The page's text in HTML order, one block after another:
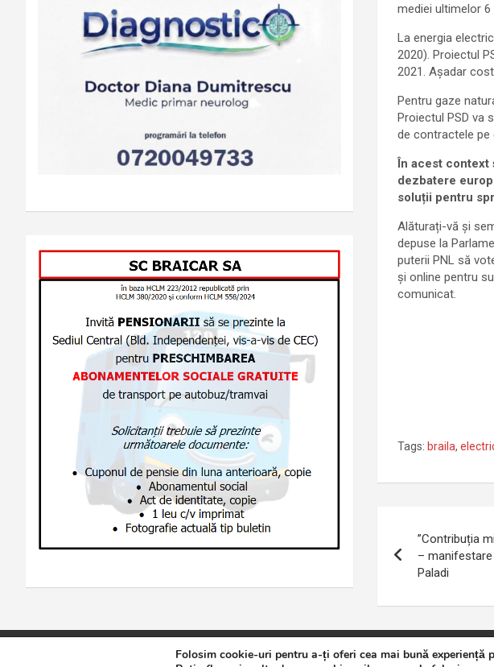
mediei ultimelor
La energia
2020). Proiectul
2021. Așadar
Pentru gaze
Proiectul PSD va
de contractele pe
În acest context
dezbatere
soluții pentru
Alăturați-vă și
depuse la
puterii PNL să
și online pentru
comunicat.
Tags: braila,
în
”Contribuția
–
Paladi
Jurnalul de Brăila Politică de confidențialitate Theme by:Theme
Folosim cookie-uri pentru a-ți oferi cea mai bună experiență